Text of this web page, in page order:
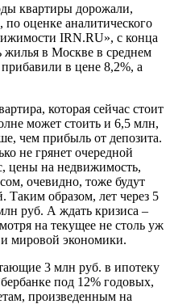
квартиры дорожали,
оценке аналитического
IRN.RU», с конца
жилья в Москве в среднем
в цене 8,2%, а
которая сейчас стоит
может стоить и 6,5 млн,
чем прибыль от депозита.
не грянет очередной
цены на недвижимость,
очевидно, тоже будут
Таким образом, лет через 5
руб. А ждать кризиса –
на текущее не столь уж
и мировой экономики.
3 млн руб. в ипотеку
под 12% годовых,
произведенным на